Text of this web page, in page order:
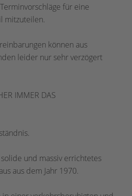
für eine
mitzuteilen.
können aus
leider nur sehr verzögert
IMMER DAS
und massiv errichtetes
aus dem Jahr 1970.